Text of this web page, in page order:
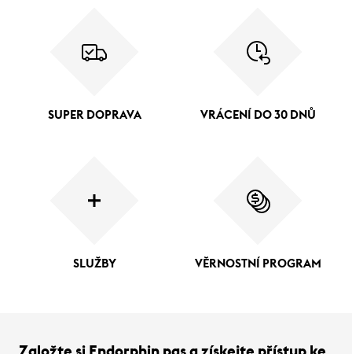
SUPER DOPRAVA VRÁCENÍ DO 30 DNŮ
SLUŽBY VĚRNOSTNÍ PROGRAM